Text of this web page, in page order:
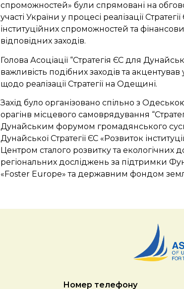
спроможностей» були спрямовані на
участі України у процесі реалізації
інституційних спроможностей та
відповідних заходів.
Голова Асоціації “Стратегія ЄС для
важливість подібних заходів та
щодо реалізації Стратегії на Одещині.
Захід було організовано спільно з
орагінв місцевого самоврядування
Дунайським форумом громадянського
Дунайської Стратегії ЄС «Розвиток
Центром сталого розвитку та екологічних
регіональних досліджень за підтримки
«Foster Europe» та державним фондом
Номер телефону